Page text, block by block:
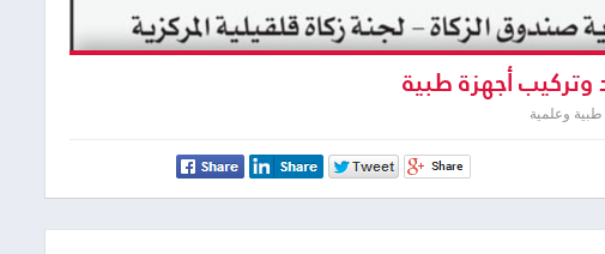
وتركيب أجهزة طبية
وعلمية